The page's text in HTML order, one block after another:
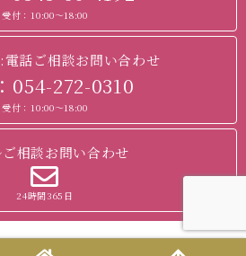
受付：10:00～18:00
話ご相談お問い合わせ
054-272-0310
受付：10:00～18:00
ご相談お問い合わせ
24時間365日